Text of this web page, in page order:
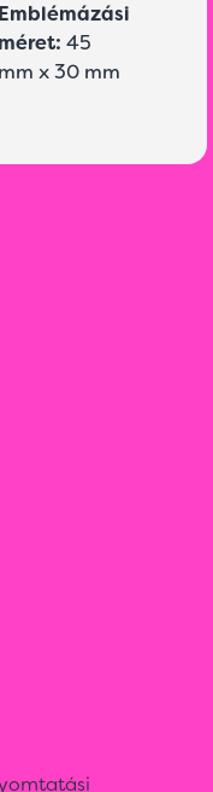
Emblémázási
méret: 45
mm x 30 mm